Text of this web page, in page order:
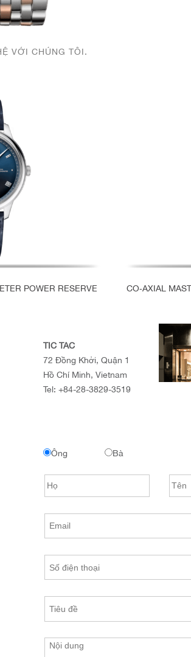
VỚI CHÚNG TÔI.
POWER RESERVE
CO‑AXIAL
TIC TAC
72 Đồng Khởi, Quận 1
Hồ Chí Minh, Vietnam
Tel: +84-28-3829-3519
Ông Bà